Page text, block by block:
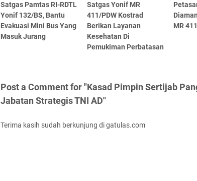
Satgas Pamtas RI-RDTL
Yonif 132/BS, Bantu
Evakuasi Mini Bus Yang
Masuk Jurang
Satgas Yonif MR
411/PDW Kostrad
Berikan Layanan
Kesehatan Di
Pemukiman Perbatasan
MR
Post a Comment for "Kasad Pimpin Sertijab
Jabatan Strategis TNI AD"
Terima kasih sudah berkunjung di gatulas.com